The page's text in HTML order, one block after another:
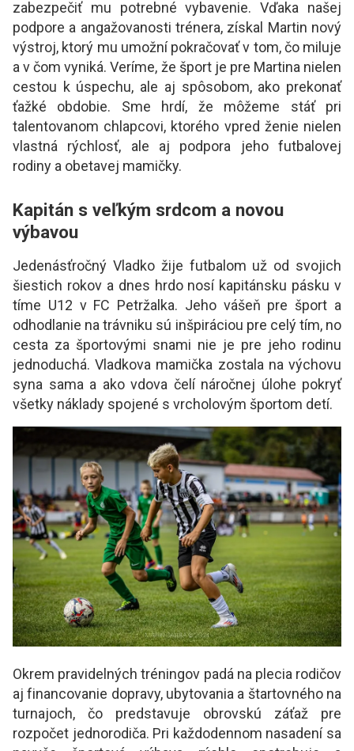
zabezpečiť mu potrebné vybavenie. Vďaka našej
podpore a angažovanosti trénera, získal Martin nový
výstroj, ktorý mu umožní pokračovať v tom, čo miluje
a v čom vyniká. Veríme, že šport je pre Martina nielen
cestou k úspechu, ale aj spôsobom, ako prekonať
ťažké obdobie. Sme hrdí, že môžeme stáť pri
talentovanom chlapcovi, ktorého vpred ženie nielen
vlastná rýchlosť, ale aj podpora jeho futbalovej
rodiny a obetavej mamičky.
Kapitán s veľkým srdcom a novou
výbavou
Jedenásťročný Vladko žije futbalom už od svojich
šiestich rokov a dnes hrdo nosí kapitánsku pásku v
tíme U12 v FC Petržalka. Jeho vášeň pre šport a
odhodlanie na trávniku sú inšpiráciou pre celý tím, no
cesta za športovými snami nie je pre jeho rodinu
jednoduchá. Vladkova mamička zostala na výchovu
syna sama a ako vdova čelí náročnej úlohe pokryť
všetky náklady spojené s vrcholovým športom detí.
Okrem pravidelných tréningov padá na plecia rodičov
aj financovanie dopravy, ubytovania a štartovného na
turnajoch, čo predstavuje obrovskú záťaž pre
rozpočet jednorodiča. Pri každodennom nasadení sa